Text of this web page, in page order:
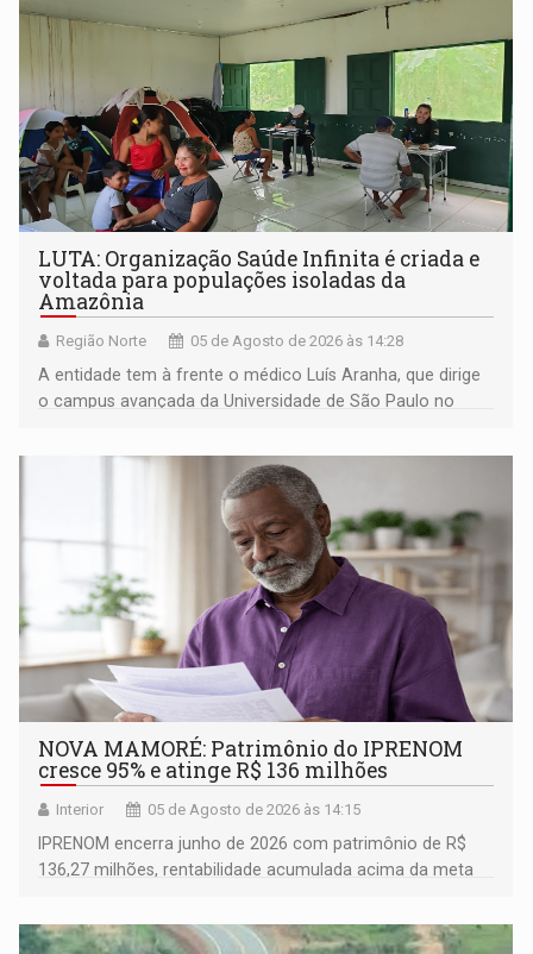
LUTA: Organização Saúde Infinita é criada e
voltada para populações isoladas da
Amazônia
Região Norte 05 de Agosto de 2026 às 14:28
A entidade tem à frente o médico Luís Aranha, que dirige
o campus avançada da Universidade de São Paulo no
NOVA MAMORÉ: Patrimônio do IPRENOM
cresce 95% e atinge R$ 136 milhões
Interior 05 de Agosto de 2026 às 14:15
IPRENOM encerra junho de 2026 com patrimônio de R$
136,27 milhões, rentabilidade acumulada acima da meta